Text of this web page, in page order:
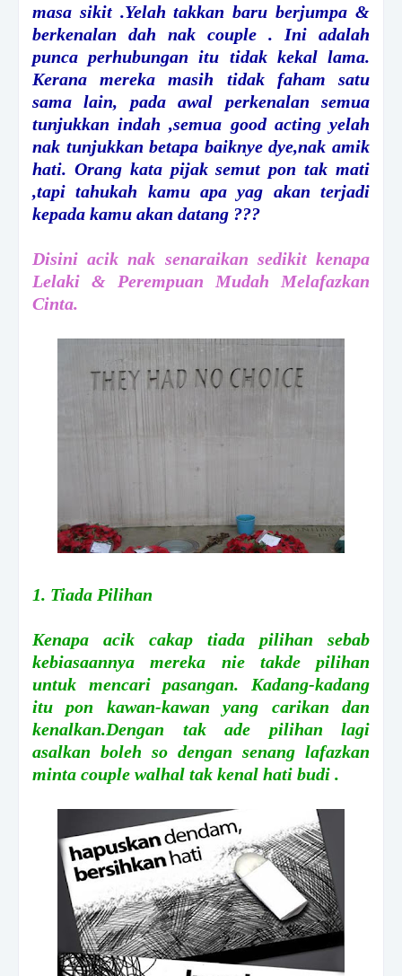
masa sikit .Yelah takkan baru berjumpa &
berkenalan dah nak couple . Ini adalah
punca perhubungan itu tidak kekal lama.
Kerana mereka masih tidak faham satu
sama lain, pada awal perkenalan semua
tunjukkan indah ,semua good acting yelah
nak tunjukkan betapa baiknye dye,nak amik
hati. Orang kata pijak semut pon tak mati
,tapi tahukah kamu apa yag akan terjadi
kepada kamu akan datang ???
Disini acik nak senaraikan sedikit kenapa
Lelaki & Perempuan Mudah Melafazkan
Cinta.
1. Tiada Pilihan
Kenapa acik cakap tiada pilihan sebab
kebiasaannya mereka nie takde pilihan
untuk mencari pasangan. Kadang-kadang
itu pon kawan-kawan yang carikan dan
kenalkan.Dengan tak ade pilihan lagi
asalkan boleh so dengan senang lafazkan
minta couple walhal tak kenal hati budi .